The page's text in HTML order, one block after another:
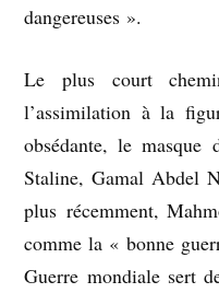
dangereuses ».
Le plus court
l’assimilation à la
obsédante, le
Staline, Gamal Abdel
plus récemment,
comme la « bonne
Guerre mondiale sert